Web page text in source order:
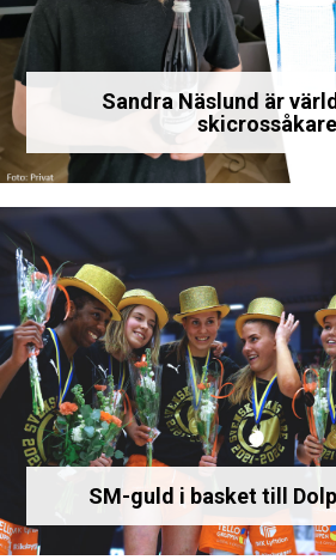
Sandra Näslund är
skicrossåkare
SM-guld i basket till